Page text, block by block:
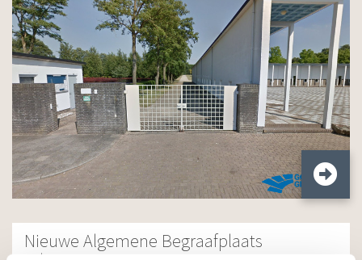
Nieuwe Algemene Begraafplaats